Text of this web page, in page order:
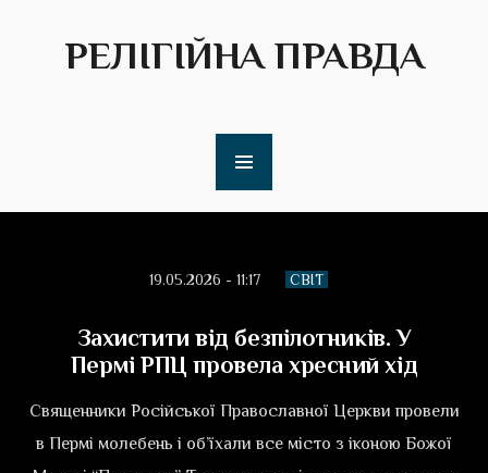
РЕЛІГІЙНА ПРАВДА
19.05.2026 - 11:17 СВІТ
Захистити від безпілотників. У
Пермі РПЦ провела хресний хід
Священники Російської Православної Церкви провели
в Пермі молебень і об’їхали все місто з іконою Божої